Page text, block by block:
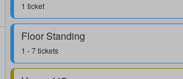
1 ticket
Floor Standing
1 - 7 tickets